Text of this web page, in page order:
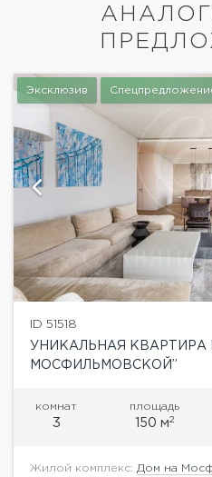
Эксклюзив
ID 51518
УНИКАЛЬНАЯ КВАРТИРА
МОСФИЛЬМОВСКОЙ”
комнат
3
площадь
150 м2
Жилой комплекс: Дом на